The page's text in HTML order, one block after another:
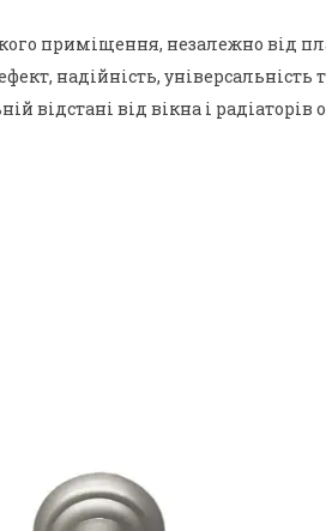
приміщення, незалежно від
надійність, універсальність
відстані від вікна і радіаторів